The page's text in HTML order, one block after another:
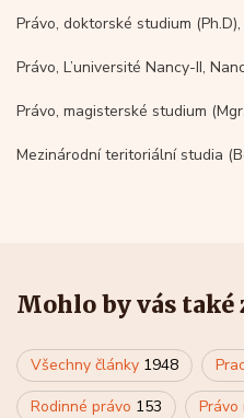
Právo, doktorské studium
Právo, L’université Nancy-II,
Právo, magisterské studium
Mezinárodní teritoriální studia
Mohlo by vás také
Všechny články 1948
Rodinné právo 153